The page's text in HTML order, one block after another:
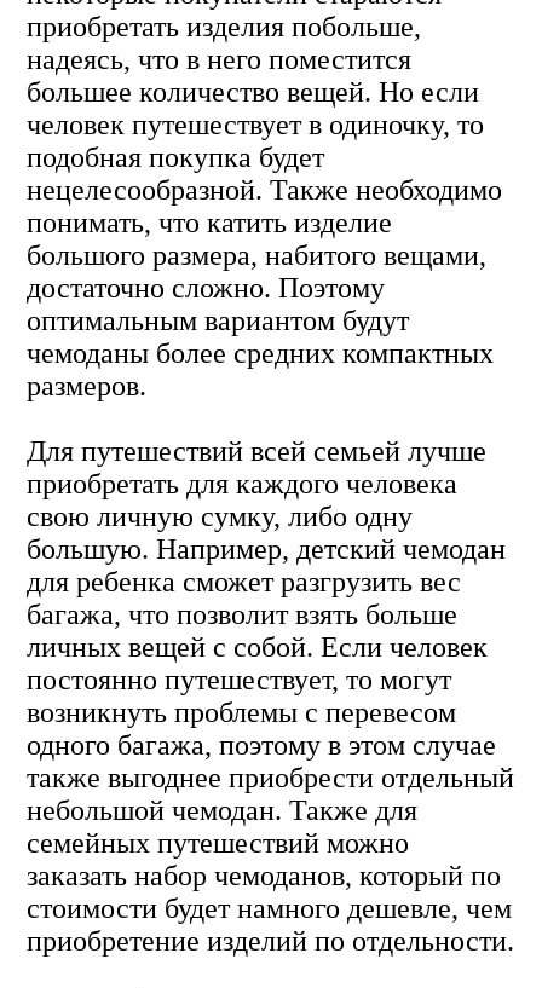
приобретать изделия побольше,
надеясь, что в него поместится
большее количество вещей. Но если
человек путешествует в одиночку, то
подобная покупка будет
нецелесообразной. Также необходимо
понимать, что катить изделие
большого размера, набитого вещами,
достаточно сложно. Поэтому
оптимальным вариантом будут
чемоданы более средних компактных
размеров.
Для путешествий всей семьей лучше
приобретать для каждого человека
свою личную сумку, либо одну
большую. Например, детский чемодан
для ребенка сможет разгрузить вес
багажа, что позволит взять больше
личных вещей с собой. Если человек
постоянно путешествует, то могут
возникнуть проблемы с перевесом
одного багажа, поэтому в этом случае
также выгоднее приобрести отдельный
небольшой чемодан. Также для
семейных путешествий можно
заказать набор чемоданов, который по
стоимости будет намного дешевле, чем
приобретение изделий по отдельности.